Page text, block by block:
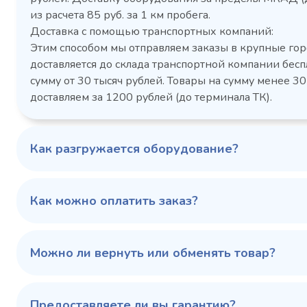
Холодильный шкаф Polair
CM105-G из нержавеющей
стали
Расход
электроэнергии за
сутки, кВт/ч, не
3,5
размеры (Д х Ш х В),
режим, °C
100 343 ₽ ✓ В наличии
TM2-G
Артикул
размеры
мм
Серия
102
из расчета 85 руб. за 1 км пробега.
Доставка с помощью транспортных компаний:
Этим способом мы отправляем заказы в крупные
доставляется до склада транспортной компании
сумму от 30 тысяч рублей. Товары на сумму менее
доставляем за 1200 рублей (до терминала ТК).
Как разгружается оборудование?
Как можно оплатить заказ?
Можно ли вернуть или обменять товар?